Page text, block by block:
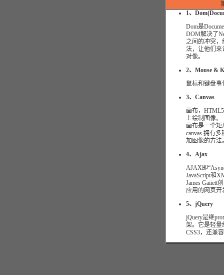
1、
Dom是
DOM解决了
之间的冲突，
法，让他们来
对像。
2、Mouse &
鼠标和键盘事
3、Canvas
画布，HTML5
上绘制图像。
画布是一个
canvas 拥有
加图像的方法
4、Ajax
AJAX即
JavaScript和
James Gaiiett
应用的网页开
5、jQuery
jQuery是继
架。它是轻量
CSS3，还兼